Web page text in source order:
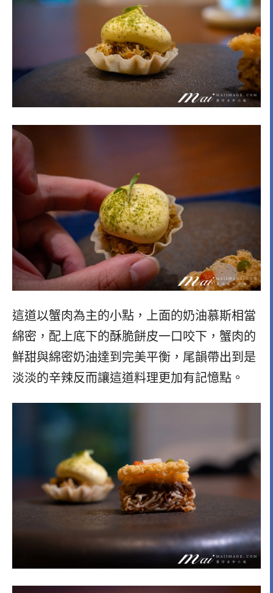
這道以蟹肉為主的小點，上面的奶油慕斯相當
綿密，配上底下的酥脆餅皮一口咬下，蟹肉的
鮮甜與綿密奶油達到完美平衡，尾韻帶出到是
淡淡的辛辣反而讓這道料理更加有記憶點。